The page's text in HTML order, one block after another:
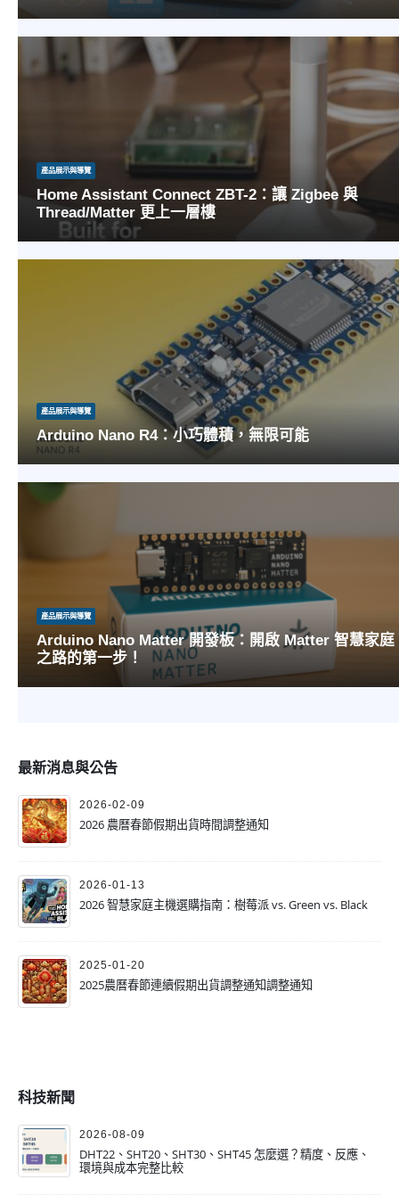
產品展示與導覽
Home Assistant Connect ZBT-2：讓 Zigbee 與
Thread/Matter 更上一層樓
Home Assistant Connect ZBT-2 全新上市｜新一代 Zigbee ＋ Thread/Matter USB 無線...
產品展示與導覽
Arduino Nano R4：小巧體積，無限可能
我們很高興為 Arduino Nano 家族迎來一位新成員 —— Nano R4。這款小巧卻強大的開發
產品展示與導覽
Arduino Nano Matter 開發板：開啟 Matter 智慧家庭
之路的第一步！
最近一直觀察到智慧家庭的討論越來越火熱，不管是 Apple HomeKit、Google Home 還
最新消息與公告
2026-02-09
2026 農曆春節假期出貨時間調整通知
2026-01-13
2026 智慧家庭主機選購指南：樹莓派 vs. Green vs. Black
2025-01-20
2025農曆春節連續假期出貨調整通知調整通知
科技新聞
2026-08-09
DHT22、SHT20、SHT30、SHT45 怎麼選？精度、反應、
環境與成本完整比較